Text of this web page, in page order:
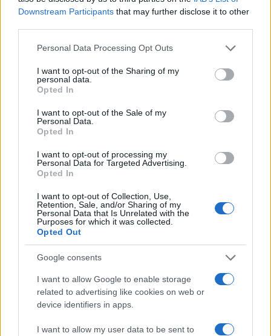
Downstream Participants that may further disclose it to other
Please note that this website/app uses one or more Google
not limited to your visit or usage behaviour. You may click to
grant or deny consent to Google and its third-party tags to
use your data for below specified purposes in below Google
consent section.
Personal Data Processing Opt Outs
I want to opt-out of the Sharing of my
personal data.
Opted In
I want to opt-out of the Sale of my
Personal Data.
Opted In
I want to opt-out of processing my
Personal Data for Targeted Advertising.
Opted In
I want to opt-out of Collection, Use,
Retention, Sale, and/or Sharing of my
Personal Data that Is Unrelated with the
Purposes for which it was collected.
Opted Out
Google consents
I want to allow Google to enable storage
related to advertising like cookies on web or
device identifiers in apps.
I want to allow my user data to be sent to
Lavoro in Puglia e Lombardia: scopri le ultime offerte
e i settori in crescita
Edoardo Marchesi · 4 Ago 2026
PIÙ LETTI
Lavoro nel mondo dell’arte e della cultura: le ultime
posizioni aperte
FiberCop avvia la posa della rete in fibra ottica a
Lavoro in Puglia e Lombardia: scopri le ultime offerte e i
settori in crescita
5
Come leggere gli annunci di lavoro e scovare falsi